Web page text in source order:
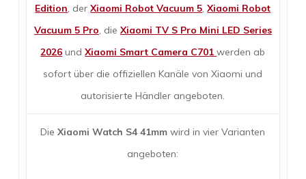
Edition, derXiaomi Robot Vacuum 5,Xiaomi Robot
Vacuum 5 Pro, die Xiaomi TV S Pro Mini LED Series
2026 undXiaomi Smart Camera C701 werden ab
sofort über die offiziellen Kanäle von Xiaomi und
autorisierte Händler angeboten.
DieXiaomi Watch S4 41mmwird in vier Varianten
angeboten: